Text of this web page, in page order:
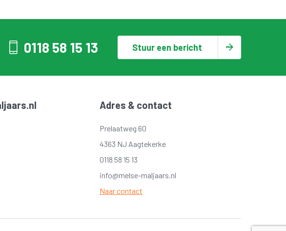
0118 58 15 13 Stuur een bericht
Adres & contact
Prelaatweg 60
4363 NJ Aagtekerke
0118 58 15 13
info@melse-maljaars.nl
Naar contact